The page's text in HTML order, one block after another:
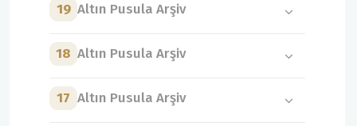
19 Altın Pusula Arşiv
18 Altın Pusula Arşiv
17 Altın Pusula Arşiv